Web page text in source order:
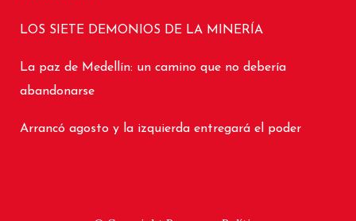
LOS SIETE DEMONIOS DE LA MINERÍA
La paz de Medellín: un camino que no debería
abandonarse
Arrancó agosto y la izquierda entregará el poder